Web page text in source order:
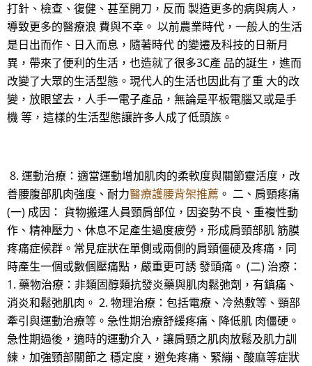
打針、檢查、復健、甚至開刀，反而 製造更多的病與病人，
導致更多的醫療浪 費與不幸。 以前農業時代，一般人的生活
是日出而作、日入而息，隨著時代 的變遷及科技的日新月
異，帶來了便利的生活，也造就了很多3C產 品的誕生，進而
改變了大眾的生活型態。現代人的生活也因此有了重 大的改
變，放眼望去，人手一電子產品，無論是平板電腦又或是手
機 等，這樣的生活型態讓許多人成了低頭族。
8. 運動治療：適當運動增加肌肉的柔軟度與關節靈活度，改
善腰腹部肌肉強度、耐力醫療護腰背架推薦 。 二、肩頸疼痛
(一) 成因： 貨物搬運人員頸肩部位，因姿勢不良、重複性動
作、精神壓力、休息不足產生過度疲勞，形成肩頸部肌 筋膜
疼痛症候群。常見症狀在單側或兩側的肩頸僵硬及疼痛，同
時產生一個或數個壓痛點，嚴重更可誘 發頭痛。 (二) 治療：
1. 藥物治療：非類固醇類抗發炎藥與肌肉鬆弛劑，有鎮痛、
消炎和鬆弛肌肉。 2. 物理治療：包括電療、冷熱敷等、頸部
牽引與運動治療等。急性期治療舒緩疼痛、降低肌 肉僵硬。
急性期過後，適時的運動介入，讓肩頸之肌肉放鬆及肌力訓
練，加強頸部關節之 穩定度，避免疼痛、緊繃、酸麻等症狀